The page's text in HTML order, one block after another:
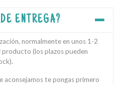
ENTREGA?
normalmente en unos 1-2
producto (los plazos pueden
aconsejamos te pongas primero